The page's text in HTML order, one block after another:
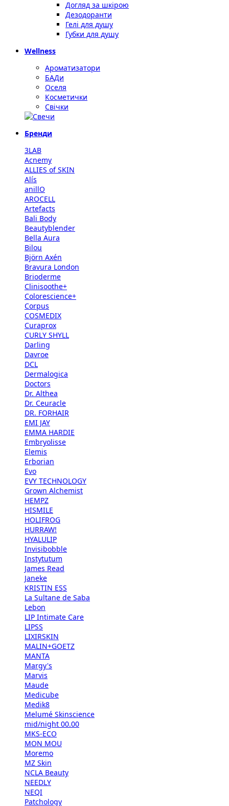
Догляд за шкірою
Дезодоранти
Гелі для душу
Губки для душу
Wellness
Ароматизатори
БАДи
Оселя
Косметички
Свічки
Бренди
3LAB
Acnemy
ALLIES of SKIN
Alís
anillO
AROCELL
Artefacts
Bali Body
Beautyblender
Bella Aura
Bilou
Björn Axén
Bravura London
Brioderme
Clinisoothe+
Colorescience+
Corpus
COSMEDIX
Curaprox
CURLY SHYLL
Darling
Davroe
DCL
Dermalogica
Doctors
Dr. Althea
Dr. Ceuracle
DR. FORHAIR
EMI JAY
EMMA HARDIE
Embryolisse
Elemis
Erborian
Evo
EVY TECHNOLOGY
Grown Alchemist
HEMPZ
HISMILE
HOLIFROG
HURRAW!
HYALULIP
Invisibobble
Instytutum
James Read
Janeke
KRISTIN ESS
La Sultane de Saba
Lebon
LIP Intimate Care
LIPSS
LIXIRSKIN
MALIN+GOETZ
MANTA
Margy's
Marvis
Maude
Medicube
Medik8
Melumé Skinscience
mid/night 00.00
MKS-ECO
MON MOU
Moremo
MZ Skin
NCLA Beauty
NEEDLY
NEQI
Patchology